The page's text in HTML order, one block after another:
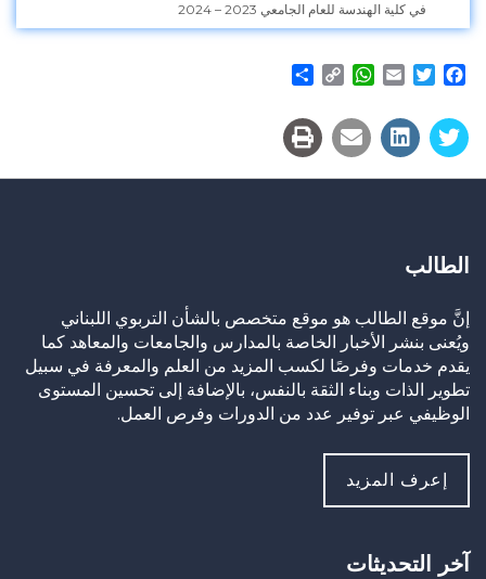
في كلية الهندسة للعام الجامعي 2023 – 2024
Facebook
Twitter
Email
WhatsApp
Copy
الطالب
إنَّ موقع الطالب هو موقع متخصص بالشأن التربوي اللبناني
ويُعنى بنشر الأخبار الخاصة بالمدارس والجامعات والمعاهد كما
يقدم خدمات وفرصًا لكسب المزيد من العلم والمعرفة في سبيل
تطوير الذات وبناء الثقة بالنفس، بالإضافة إلى تحسين المستوى
الوظيفي عبر توفير عدد من الدورات وفرص العمل.
إعرف المزيد
آخر التحديثات